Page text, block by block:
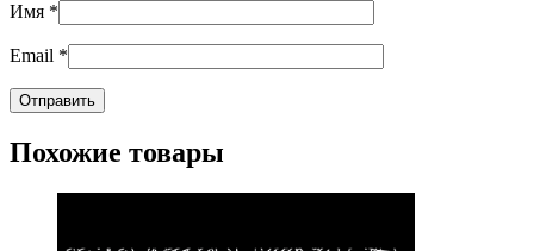
Имя *
Email *
Похожие товары